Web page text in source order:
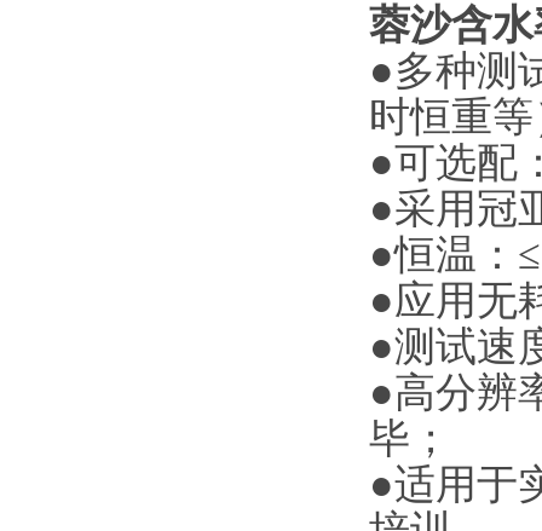
蓉沙含
●多种测
时恒重
●可选配
●采用冠
●恒温：
●应用无
●测试速
●高分辨
毕；
●适用于